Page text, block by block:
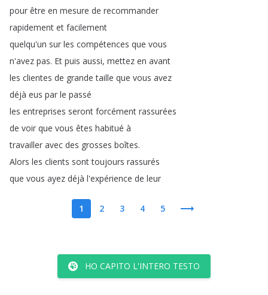
pour être en mesure de recommander
rapidement et facilement
quelqu'un sur les compétences que vous
n'avez pas. Et puis aussi, mettez en avant
les clientes de grande taille que vous avez
déjà eus par le passé
les entreprises seront forcément rassurées
de voir que vous êtes habitué à
travailler avec des grosses boîtes.
Alors les clients sont toujours rassurés
que vous ayez déjà l'expérience de leur
1 2 3 4 5
HO CAPITO L'INTERO TESTO